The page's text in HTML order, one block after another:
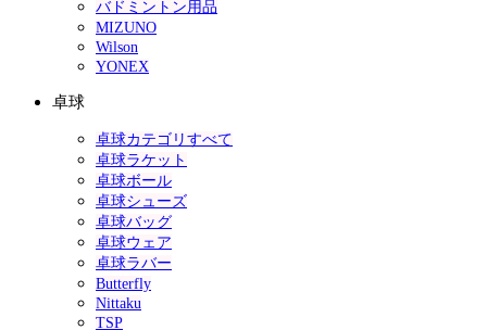
バドミントン用品
MIZUNO
Wilson
YONEX
卓球
卓球カテゴリすべて
卓球ラケット
卓球ボール
卓球シューズ
卓球バッグ
卓球ウェア
卓球ラバー
Butterfly
Nittaku
TSP